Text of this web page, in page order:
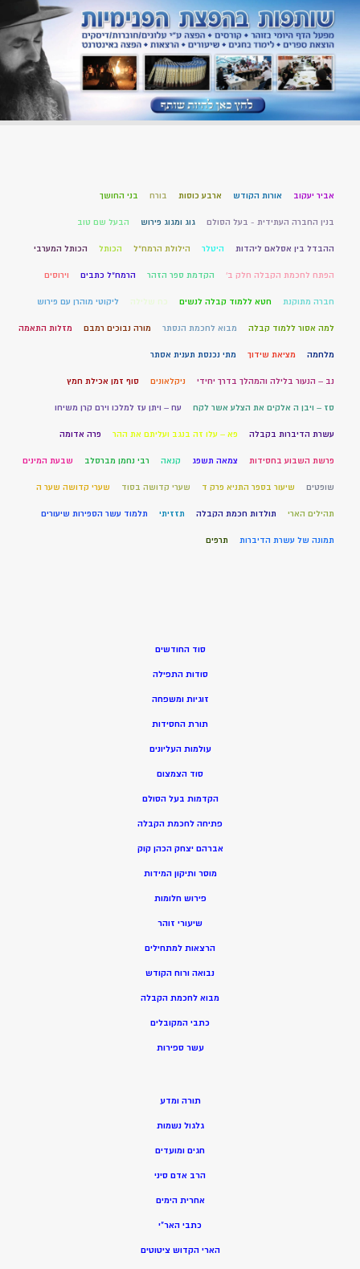
אביר יעקוב אורות הקודש ארבע כוסות בורח בני החושך
בנין החברה העתידית - בעל הסולם גוג ומגוג פירוש הבעל שם טוב
ההבדל בין אסלאם ליהדות היטלר הילולת הרמח"ל הכותל הכותל המערבי
הפתח לחכמת הקבלה חלק ב' הקדמת ספר הזהר הרמח"ל כתבים וירוסים
חברה מתוקנת חטא ללמוד קבלה לנשים כח שלילה ליקוטי מוהרן עם פירוש
למה אסור ללמוד קבלה מבוא לחכמת הנסתר מורה נבוכים רמבם מזלות התאמה
מלחמה מציאת שידוך מתי נכנסת תענית אסתר
נב – הנעור בלילה והמהלך בדרך יחידי ניקלאונים סוף זמן אכילת חמץ
סז – ויבן ה אלקים את הצלע אשר לקח עח – ויתן עז למלכו וירם קרן משיחו
עשרת הדיברות בקבלה פא – עלו זה בנגב ועליתם את ההר פרה אדומה
פרשת השבוע בחסידות צמאה תשפג קנאה רבי נחמן מברסלב שבעת המינים
שופטים שיעור בספר התניא פרק ד שערי קדושה בסוד שערי קדושה שער ה
תהילים הארי תולדות חכמת הקבלה תזזיתי תלמוד עשר הספירות שיעורים
תמונה של עשרת הדיברות תרפים
סוד החודשים
סודות התפילה
זוגיות ומשפחה
תורת החסידות
עולמות העליונים
סוד הצמצום
הקדמות בעל הסולם
פתיחה לחכמת הקבלה
אברהם יצחק הכהן קוק
מוסר ותיקון המידות
פירוש חלומות
שיעורי זוהר
הרצאות למתחילים
נבואה ורוח הקודש
מבוא לחכמת הקבלה
כתבי המקובלים
עשר ספירות
תורה ומדע
גלגול נשמות
חגים ומועדים
הרב אדם סיני
אחרית הימים
כתבי האר”י
הארי הקדוש ציטוטים